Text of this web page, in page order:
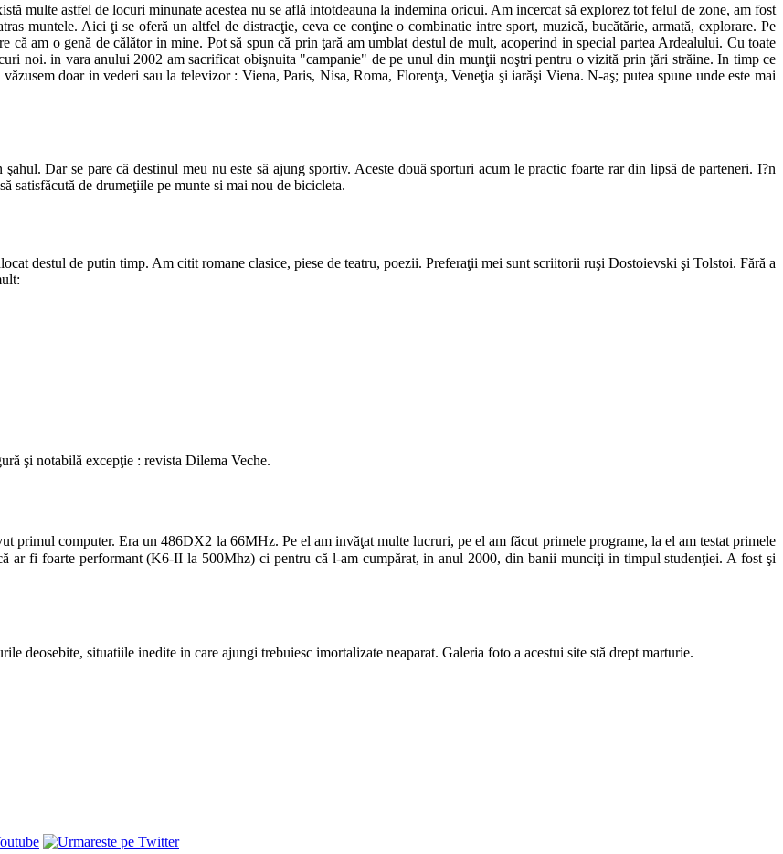
multe astfel de locuri minunate acestea nu se află intotdeauna la indemina oricui. Am incercat să explorez tot felul de zone, am fost
muntele. Aici ţi se oferă un altfel de distracţie, ceva ce conţine o combinatie intre sport, muzică, bucătărie, armată, explorare. Pe
că am o genă de călător in mine. Pot să spun că prin ţară am umblat destul de mult, acoperind in special partea Ardealului. Cu toate
noi. in vara anului 2002 am sacrificat obişnuita "campanie" de pe unul din munţii noştri pentru o vizită prin ţări străine. In timp ce
doar in vederi sau la televizor : Viena, Paris, Nisa, Roma, Florenţa, Veneţia şi iarăşi Viena. N-aş; putea spune unde este mai
Dar se pare că destinul meu nu este să ajung sportiv. Aceste două sporturi acum le practic foarte rar din lipsă de parteneri. I?n
satisfăcută de drumeţiile pe munte si mai nou de bicicleta.
destul de putin timp. Am citit romane clasice, piese de teatru, poezii. Preferaţii mei sunt scriitorii ruşi Dostoievski şi Tolstoi. Fără a
şi notabilă excepţie : revista Dilema Veche.
primul computer. Era un 486DX2 la 66MHz. Pe el am invăţat multe lucruri, pe el am făcut primele programe, la el am testat primele
ar fi foarte performant (K6-II la 500Mhz) ci pentru că l-am cumpărat, in anul 2000, din banii munciţi in timpul studenţiei. A fost şi
deosebite, situatiile inedite in care ajungi trebuiesc imortalizate neaparat. Galeria foto a acestui site stă drept marturie.